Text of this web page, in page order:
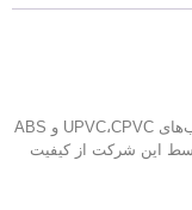
شرکت ولدان از سال 1954 تاکنون در زمینه ی چسب‌های UPVC،CPVC و ABS
این شرکت از کیفیت